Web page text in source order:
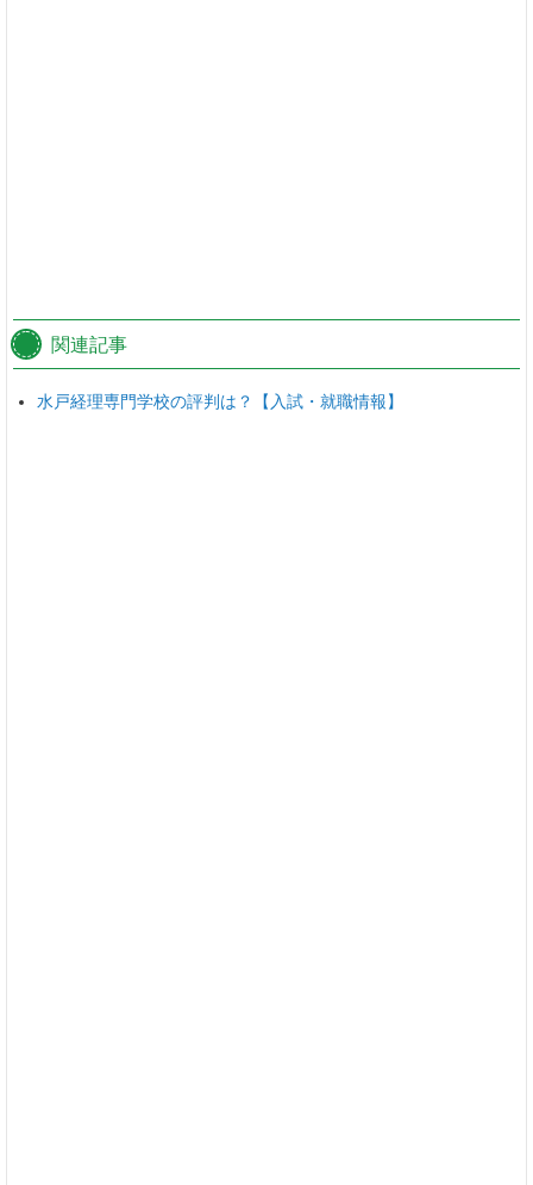
関連記事
水戸経理専門学校の評判は？【入試・就職情報】